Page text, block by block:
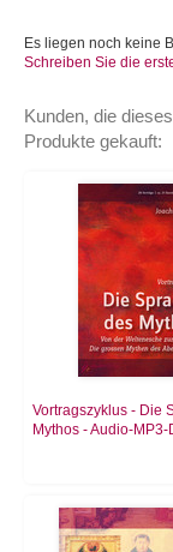
Es liegen noch keine
Schreiben Sie die
Kunden, die
Produkte gekauft:
Vortragszyklus - Die
Mythos - Audio-MP3-